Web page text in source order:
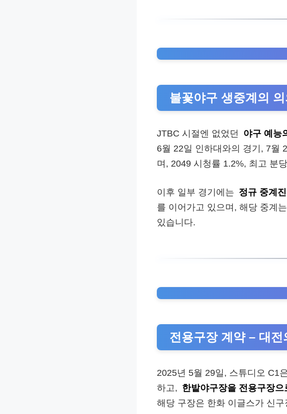
불꽃야구 생중계의 의
JTBC 시절엔 없었던 야구 예능
6월 22일 인하대와의 경기, 7월
며, 2049 시청률 1.2%, 최고 분
이후 일부 경기에는 정규 중계
를 이어가고 있으며, 해당 중계
있습니다.
전용구장 계약 – 대전
2025년 5월 29일, 스튜디오 C1
하고, 한밭야구장을 전용구장으
해당 구장은 한화 이글스가 신